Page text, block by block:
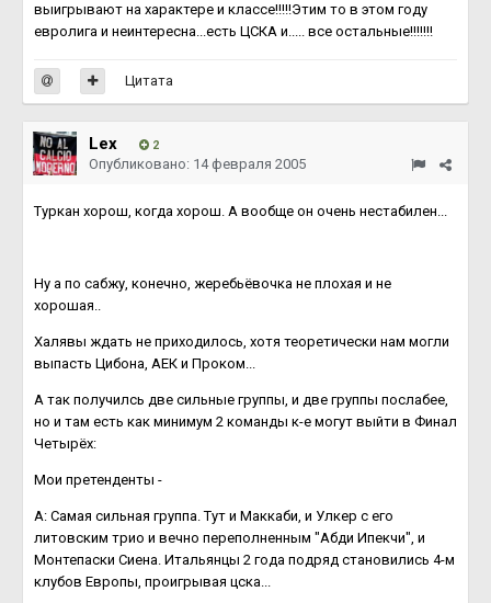
выигрывают на характере и классе!!!!!Этим то в этом году
евролига и неинтересна...есть ЦСКА и..... все остальные!!!!!!!
Цитата
Lex 2
Опубликовано: 14 февраля 2005
Туркан хорош, когда хорош. А вообще он очень нестабилен...
Ну а по сабжу, конечно, жеребьёвочка не плохая и не
хорошая..
Халявы ждать не приходилось, хотя теоретически нам могли
выпасть Цибона, АЕК и Проком...
А так получилсь две сильные группы, и две группы послабее,
но и там есть как минимум 2 команды к-е могут выйти в Финал
Четырёх:
Мои претенденты -
А: Самая сильная группа. Тут и Маккаби, и Улкер с его
литовским трио и вечно переполненным "Абди Ипекчи", и
Монтепаски Сиена. Итальянцы 2 года подряд становились 4-м
клубов Европы, проигрывая цска...